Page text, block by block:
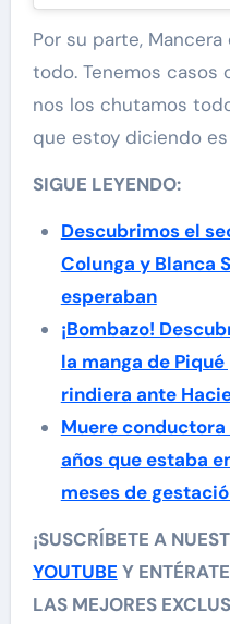
Por su parte, Mancera
todo. Tenemos casos
nos los chutamos
que estoy diciendo es
SIGUE LEYENDO:
Descubrimos el
Colunga y Blanca
esperaban
¡Bombazo!
la manga de
rindiera ante
Muere
años que estaba
meses de
¡SUSCRÍBETE A
YOUTUBE Y
LAS MEJORES